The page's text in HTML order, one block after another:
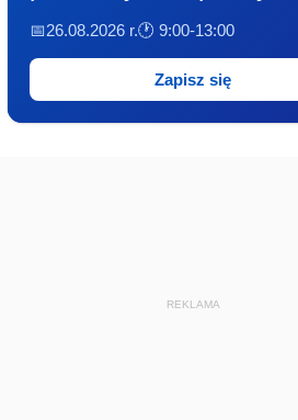
📅26.08.2026 r.🕐 9:00-13:00
Zapisz się
REKLAMA